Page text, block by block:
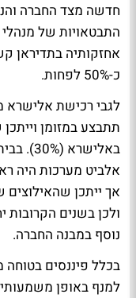
חדשה מצד החברה
התבטאויות של
אחזקותיה בתדיראן
כ-50% לפחות.
לגבי רכישת
תתבצע במזומן
אלביט מערכות היה
אך ייתכן שהאילוצים
ולכן בשנים
נוסף במבנה החברה.
בכלל פיננסים
למנף באופן